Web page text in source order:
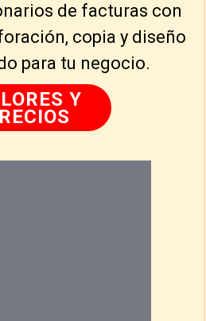
de facturas con
copia y diseño
para tu negocio.
Y